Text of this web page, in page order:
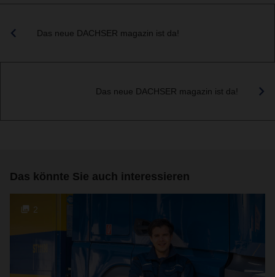
Das neue DACHSER magazin ist da!
Das neue DACHSER magazin ist da!
Das könnte Sie auch interessieren
2